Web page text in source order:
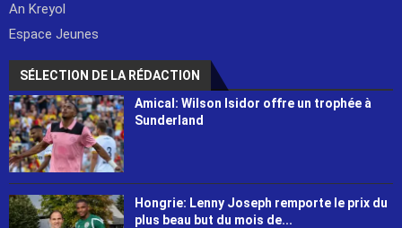
An Kreyol
Espace Jeunes
SÉLECTION DE LA RÉDACTION
Amical: Wilson Isidor offre un trophée à
Sunderland
Hongrie: Lenny Joseph remporte le prix du
plus beau but du mois de...